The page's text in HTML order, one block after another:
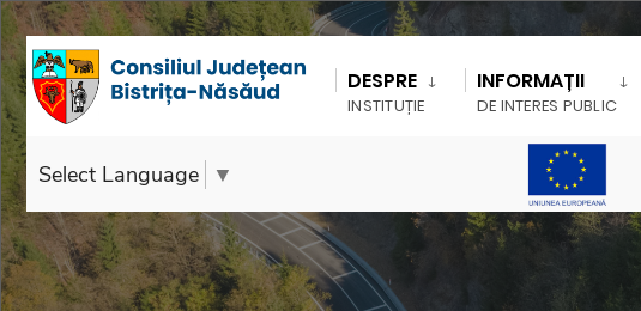
DESPRE
INSTITUȚIE
INFORMAȚII
DE INTERES PUBLIC
Select Language ▼